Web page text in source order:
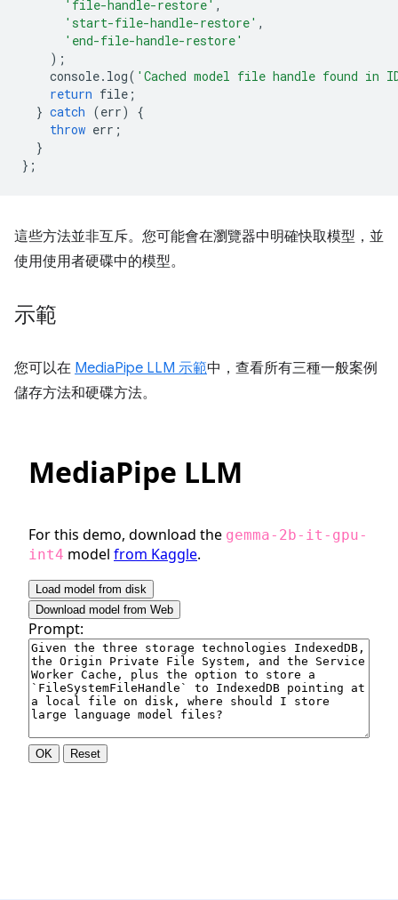
'file-handle-restore' ,
'start-file-handle-restore' ,
'end-file-handle-restore'
);
console. log( 'Cached model file handle found in
return file ;
} catch (err)
{
throw err ;
}
};
這些方法並非互斥。您可能會在瀏覽器中明確快取模型，並
使用使用者硬碟中的模型。
示範
您可以在 MediaPipe LLM 示範中，查看所有三種一般案例
儲存方法和硬碟方法。